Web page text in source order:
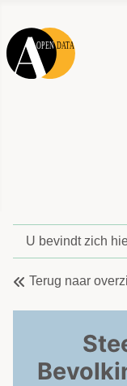
U bevindt zich
Terug naar